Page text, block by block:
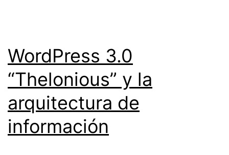
WordPress 3.0
“Thelonious” y la
arquitectura de
información